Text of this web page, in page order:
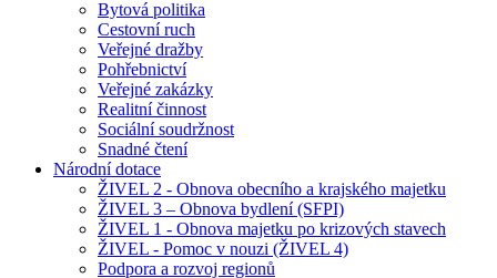
Bytová politika
Cestovní ruch
Veřejné dražby
Pohřebnictví
Veřejné zakázky
Realitní činnost
Sociální soudržnost
Snadné čtení
Národní dotace
ŽIVEL 2 - Obnova obecního a krajského majetku
ŽIVEL 3 – Obnova bydlení (SFPI)
ŽIVEL 1 - Obnova majetku po krizových stavech
ŽIVEL - Pomoc v nouzi (ŽIVEL 4)
Podpora a rozvoj regionů